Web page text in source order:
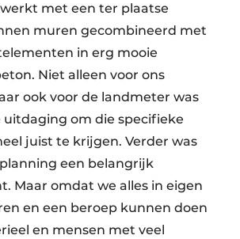
met een ter plaatse
muren gecombineerd met
in erg mooie
Niet alleen voor ons
ook voor de landmeter was
uitdaging om die specifieke
juist te krijgen. Verder was
een belangrijk
Maar omdat we alles in eigen
en een beroep kunnen doen
en mensen met veel